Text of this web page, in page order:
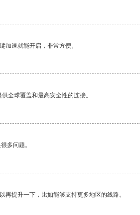
加速就能开启，非常方便。
全球覆盖和最高安全性的连接。
多问题。
再提升一下，比如能够支持更多地区的线路。